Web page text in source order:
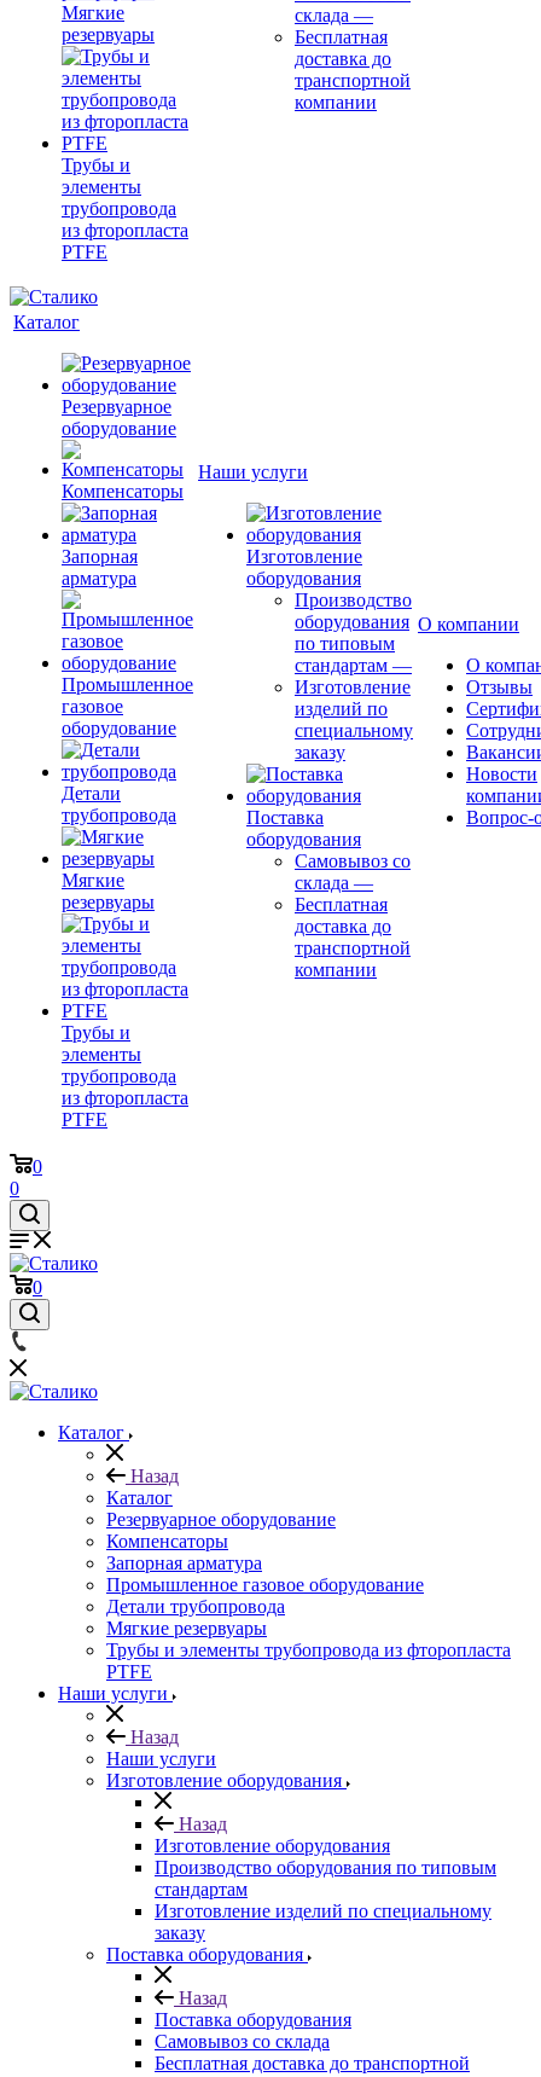
Мягкие
резервуары
Трубы и
элементы
трубопровода
из фторопласта
PTFE
склада —
Бесплатная
доставка до
транспортной
компании
Каталог
Резервуарное
оборудование
Компенсаторы
Запорная
арматура
Промышленное
газовое
оборудование
Детали
трубопровода
Мягкие
резервуары
Трубы и
элементы
трубопровода
из фторопласта
PTFE
Наши услуги
Изготовление
оборудования
Производство
оборудования
по типовым
стандартам —
Изготовление
изделий по
специальному
заказу
Поставка
оборудования
Самовывоз со
склада —
Бесплатная
доставка до
транспортной
компании
О компании
О
Отзывы
Новости
Вопрос-
0
0
0
Каталог
Назад
Каталог
Резервуарное оборудование
Компенсаторы
Запорная арматура
Промышленное газовое оборудование
Детали трубопровода
Мягкие резервуары
Трубы и элементы трубопровода из фторопласта
PTFE
Наши услуги
Назад
Наши услуги
Изготовление оборудования
Назад
Изготовление оборудования
Производство оборудования по типовым
стандартам
Изготовление изделий по специальному
заказу
Поставка оборудования
Назад
Поставка оборудования
Самовывоз со склада
Бесплатная доставка до транспортной